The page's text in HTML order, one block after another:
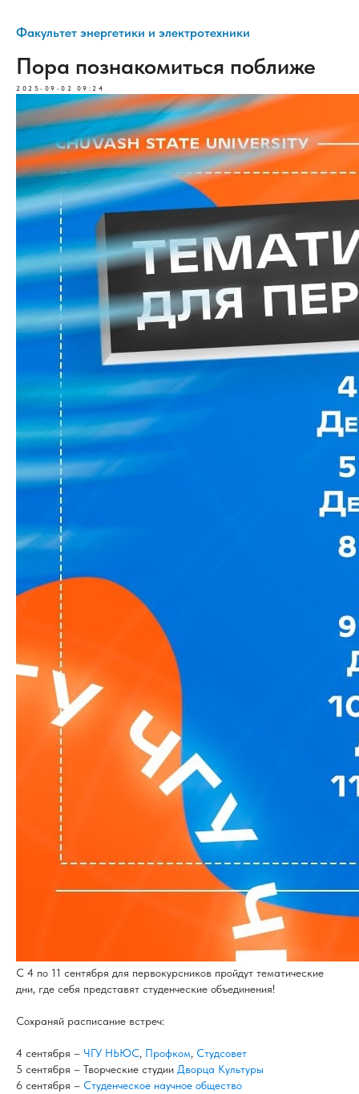
Факультет энергетики и электротехники
Пора познакомиться поближе
2025-09-02 09:24
С 4 по 11 сентября для первокурсников пройдут тематические
дни, где себя представят студенческие объединения!
Сохраняй расписание встреч:
4 сентября – ЧГУ НЬЮС, Профком, Студсовет
5 сентября – Творческие студии Дворца Культуры
6 сентября – Студенческое научное общество